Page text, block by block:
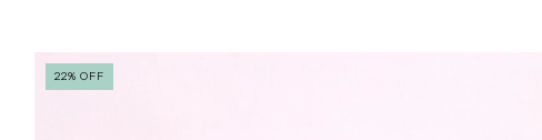
22% OFF